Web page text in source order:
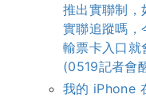
推出實聯制，
實聯追蹤嗎，
輸票卡入口就
(0519記者會
我的 iPhone